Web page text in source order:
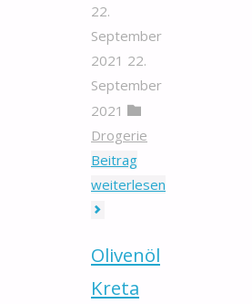
22.
September
2021 22.
September
2021
Drogerie
Beitrag
weiterlesen
Olivenöl
Kreta